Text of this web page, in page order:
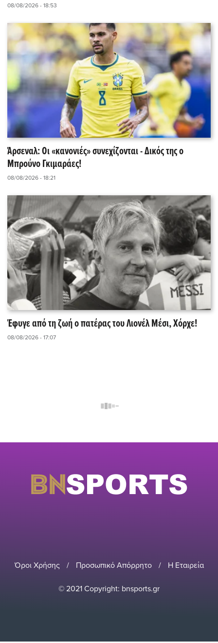
08/08/2026 - 18:53
Άρσεναλ: Οι «κανονιές» συνεχίζονται - Δικός της ο
Μπρούνο Γκιμαράες!
08/08/2026 - 18:21
Έφυγε από τη ζωή ο πατέρας του Λιονέλ Μέσι, Χόρχε!
08/08/2026 - 17:07
Όροι Χρήσης / Προσωπικό Απόρρητο / Η Εταιρεία
© 2021 Copyright: bnsports.gr